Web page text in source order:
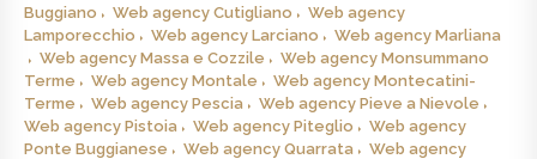
Buggiano
Web agency Cutigliano
Web agency
Lamporecchio
Web agency Larciano
Web agency Marliana
Web agency Massa e Cozzile
Web agency Monsummano
Terme
Web agency Montale
Web agency Montecatini-
Terme
Web agency Pescia
Web agency Pieve a Nievole
Web agency Pistoia
Web agency Piteglio
Web agency
Ponte Buggianese
Web agency Quarrata
Web agency